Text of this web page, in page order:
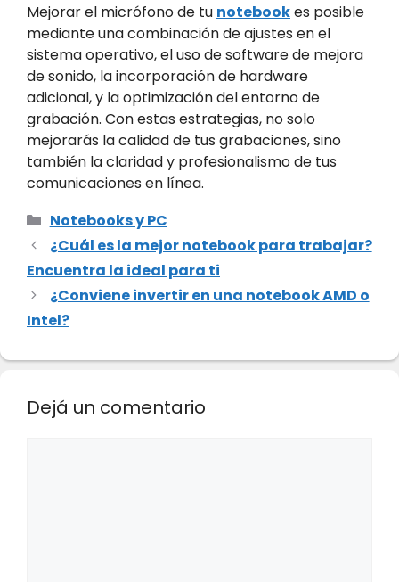
Mejorar el micrófono de tu notebookes posible
mediante una combinación de ajustes en el
sistema operativo, el uso de software de mejora
de sonido, la incorporación de hardware
adicional, y la optimización del entorno de
grabación. Con estas estrategias, no solo
mejorarás la calidad de tus grabaciones, sino
también la claridad y profesionalismo de tus
comunicaciones en línea.
Categorías
Notebooks y PC
¿Cuál es la mejor notebook para trabajar?
Encuentra la ideal para ti
¿Conviene invertir en una notebook AMD o
Intel?
Dejá un comentario